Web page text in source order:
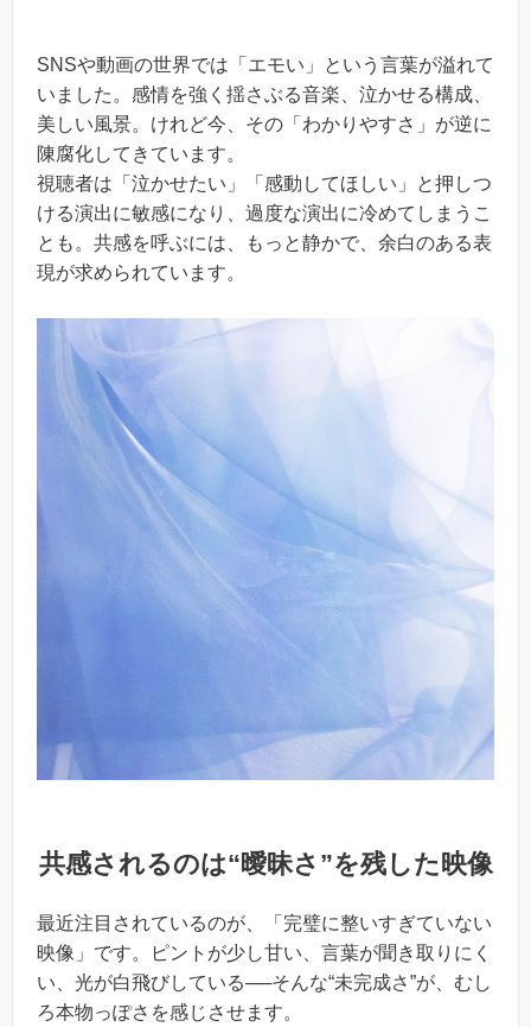
SNSや動画の世界では「エモい」という言葉が溢れて
いました。感情を強く揺さぶる音楽、泣かせる構成、
美しい風景。けれど今、その「わかりやすさ」が逆に
陳腐化してきています。
視聴者は「泣かせたい」「感動してほしい」と押しつ
ける演出に敏感になり、過度な演出に冷めてしまうこ
とも。共感を呼ぶには、もっと静かで、余白のある表
現が求められています。
共感されるのは“曖昧さ”を残した映像
最近注目されているのが、「完璧に整いすぎていない
映像」です。ピントが少し甘い、言葉が聞き取りにく
い、光が白飛びしている──そんな“未完成さ”が、むし
ろ本物っぽさを感じさせます。